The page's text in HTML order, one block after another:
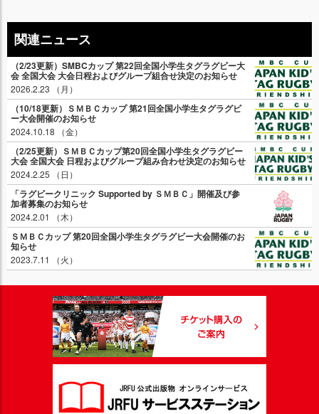
関連ニュース
（2/23更新）SMBCカップ 第22回全国小学生タグラグビー大
会 全国大会 大会日程およびグループ組合せ決定のお知らせ
2026.2.23 （月）
（10/18更新）ＳＭＢＣカップ 第21回全国小学生タグラグビ
ー大会開催のお知らせ
2024.10.18 （金）
（2/25更新）ＳＭＢＣカップ第20回全国小学生タグラグビー
大会 全国大会 日程およびグループ組み合わせ決定のお知らせ
2024.2.25 （日）
「ラグビークリニック Supported by ＳＭＢＣ」開催及び参
加者募集のお知らせ
2024.2.01 （木）
ＳＭＢＣカップ 第20回全国小学生タグラグビー大会開催のお
知らせ
2023.7.11 （火）